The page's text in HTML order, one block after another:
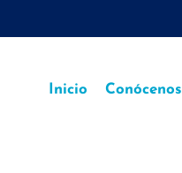
Inicio Conócenos